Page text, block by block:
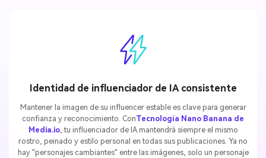
Identidad de influenciador de IA consistente
Mantener la imagen de su influencer estable es clave para generar
confianza y reconocimiento. ConTecnología Nano Banana de
Media.io, tu influenciador de IA mantendrá siempre el mismo
rostro, peinado y estilo personal en todas sus publicaciones. Ya no
hay "personajes cambiantes" entre las imágenes, solo un personaje